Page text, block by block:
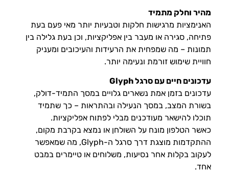
מהיר וחלק מתמיד
האנימציות מרגישות חלקות וטבעיות יותר מאי פעם בעת
פתיחה, סגירה או מעבר בין אפליקציות, וכן בעת גלילה בין
תמונות – מה שמפחית את הרעידות והעיכובים ומעניק
חוויית שימוש זורמת ונעימה יותר.
עדכונים חיים עם סרגל Glyph
עדכונים בזמן אמת נשארים גלויים במסך התמיד-דולק,
בשורת המצב, במסך הנעילה ובהתראות – כך שתמיד
תוכלו להישאר מעודכנים מבלי לפתוח אפליקציות.
כאשר הטלפון מונח על השולחן או נמצא בקרבת מקום,
ההתקדמות מוצגת דרך סרגל ה-Glyph, מה שמאפשר
לעקוב בקלות אחר נסיעות, משלוחים או טיימרים במבט
אחד.